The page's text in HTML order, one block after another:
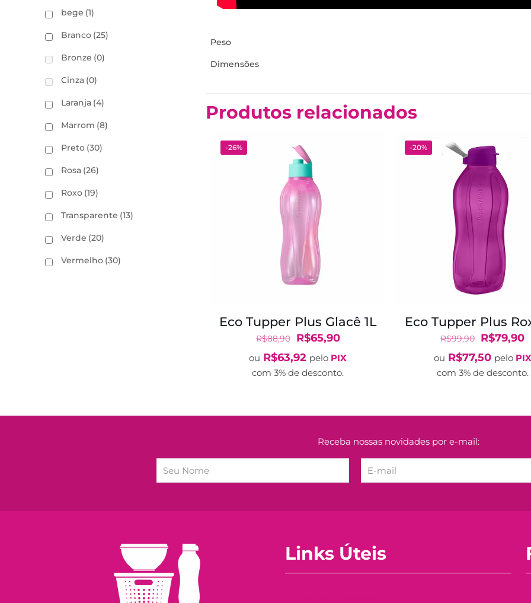
Peso
Dimensões
Produtos relacionados
-26%
Eco Tupper Plus Glacê 1L
R$88,90
O
preço
original
R$65,90O
preço
ou R$63,92 pelo PIX
com 3% de desconto.
-20%
Eco Tupper Plus
R$99,90
O
preço
original
R$79,90O
ou R$77,50 pelo PIX
com 3% de desconto.
bege (1)
Branco (25)
Bronze (0)
Cinza (0)
Laranja (4)
Marrom (8)
Preto (30)
Rosa (26)
Roxo (19)
Transparente (13)
Verde (20)
Vermelho (30)
Receba nossas novidades por e-mail:
Links Úteis